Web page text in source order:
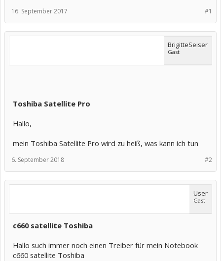
#1
16. September 2017
BrigitteSeiser
Gast
Toshiba Satellite Pro
Hallo,
mein Toshiba Satellite Pro wird zu heiß, was kann ich tun
#2
6. September 2018
User
Gast
c660 satellite Toshiba
Hallo such immer noch einen Treiber für mein Notebook
c660 satellite Toshiba